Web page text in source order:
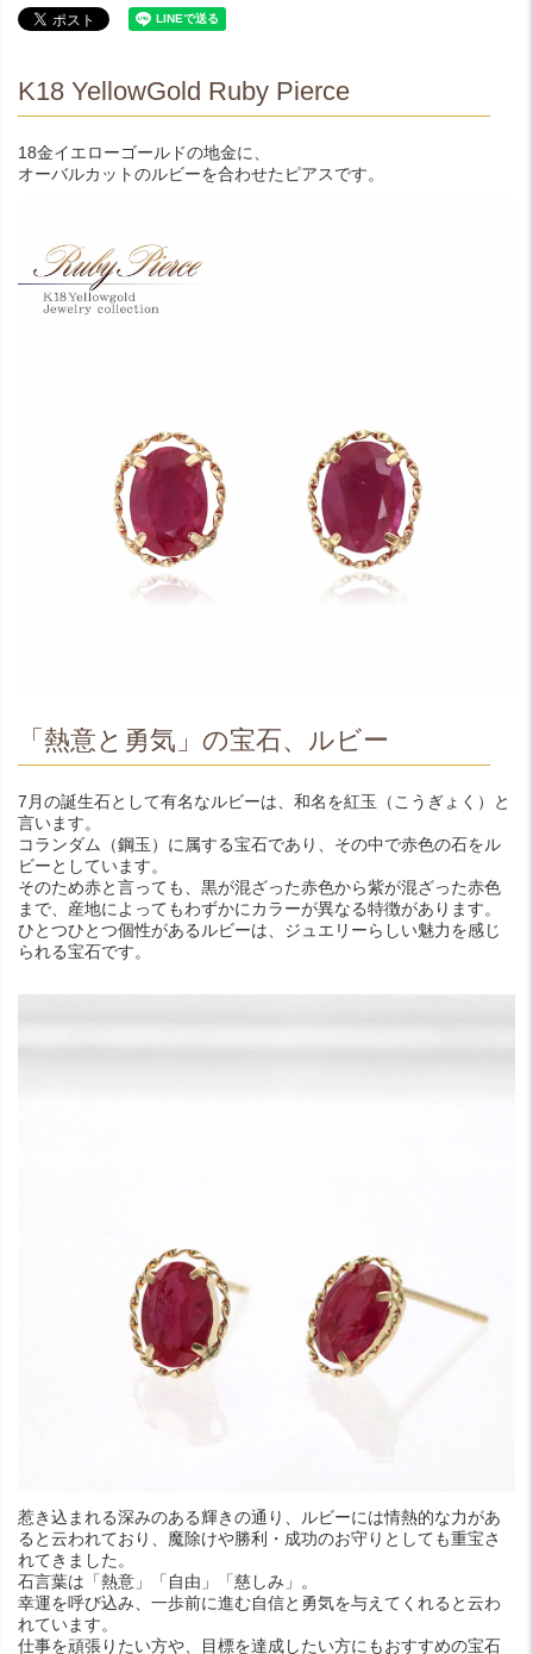
K18 YellowGold Ruby Pierce
18金イエローゴールドの地金に、
オーバルカットのルビーを合わせたピアスです。
「熱意と勇気」の宝石、ルビー
7月の誕生石として有名なルビーは、和名を紅玉（こうぎょく）と
言います。
コランダム（鋼玉）に属する宝石であり、その中で赤色の石をル
ビーとしています。
そのため赤と言っても、黒が混ざった赤色から紫が混ざった赤色
まで、産地によってもわずかにカラーが異なる特徴があります。
ひとつひとつ個性があるルビーは、ジュエリーらしい魅力を感じ
られる宝石です。
惹き込まれる深みのある輝きの通り、ルビーには情熱的な力があ
ると云われており、魔除けや勝利・成功のお守りとしても重宝さ
れてきました。
石言葉は「熱意」「自由」「慈しみ」。
幸運を呼び込み、一歩前に進む自信と勇気を与えてくれると云わ
れています。
仕事を頑張りたい方や、目標を達成したい方にもおすすめの宝石